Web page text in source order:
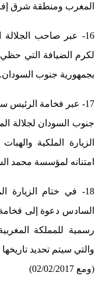
المغرب ومنطقة شرق
16- عبر صاحب
لكرم الضيافة التي حظي
بجمهورية جنوب السودان.
17- عبر فخامة
جنوب السودان لجلالة
الزيارة الملكية
امتنانه لمؤسسة محمد
18- في ختام الزيارة
السادس دعوة إلى فخامة
رسمية للمملكة
والتي سيتم تحديد
(ومع 02/02/2017)